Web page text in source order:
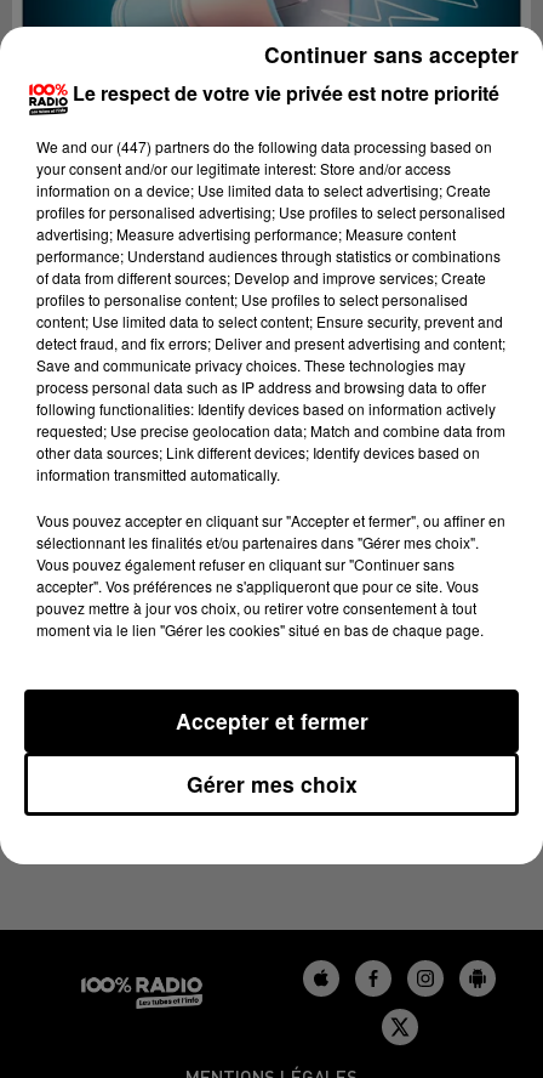
Lecture (2 min 22 sec)
100%
7 novembre 2023 - 2 min 22 sec
LES INFOS DU GERS DU 07/11/2023 À 15H00
Le respect de votre vie privée est notre priorité
We and our (447) partnersdo the following data processing based on
your consent and/or our legitimate interest: Store and/or access
information on a device; Use limited data to select advertising; Create
profiles for personalised advertising; Use profiles to select personalised
advertising; Measure advertising performance; Measure content
performance; Understand audiences through statistics or combinations
of data from different sources; Develop and improve services; Create
profiles to personalise content; Use profiles to select personalised
content; Use limited data to select content; Ensure security, prevent and
detect fraud, and fix errors; Deliver and present advertising and content;
Save and communicate privacy choices. These technologies may
process personal data such as IP address and browsing data to offer
following functionalities: Identify devices based on information actively
requested; Use precise geolocation data; Match and combine data from
other data sources; Link different devices; Identify devices based on
information transmitted automatically.
Vous pouvez accepter en cliquant sur "Accepter et fermer", ou affiner en
sélectionnant les finalités et/ou partenaires dans "Gérer mes choix".
Vous pouvez également refuser en cliquant sur "Continuer sans
accepter". Vos préférences ne s'appliqueront que pour ce site. Vous
pouvez mettre à jour vos choix, ou retirer votre consentement à tout
moment via le lien "Gérer les cookies" situé en bas de chaque page.
Gérer mes choix
Accepter et fermer
Continuer sans accepter